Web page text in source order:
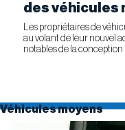
des véhicules
Les propriétaires de
au volant de leur nouvel
notables de la
Véhicules moyens